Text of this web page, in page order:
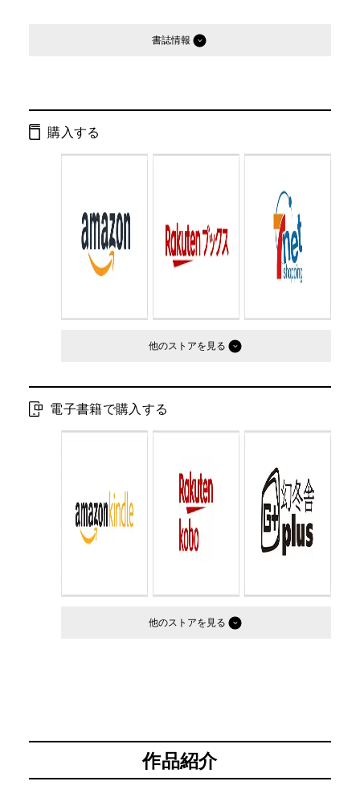
書誌情報
ページ数：
判型： A5判
購入する
他のストア
電子書籍で購入する
他のストア
作品紹介